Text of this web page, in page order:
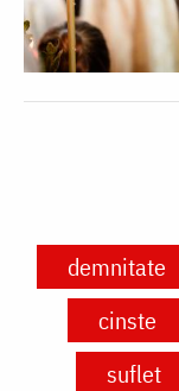
demnitate
cinste
suflet